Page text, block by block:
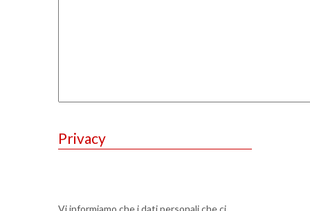
Privacy
Vi informiamo che i dati personali che ci